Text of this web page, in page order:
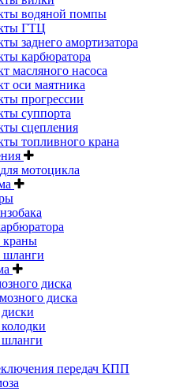
водяной помпы
ГТЦ
заднего амортизатора
карбюратора
масляного насоса
оси маятника
прогрессии
суппорта
сцепления
топливного крана
мотоцикла
краны
диска
диска
передач КПП